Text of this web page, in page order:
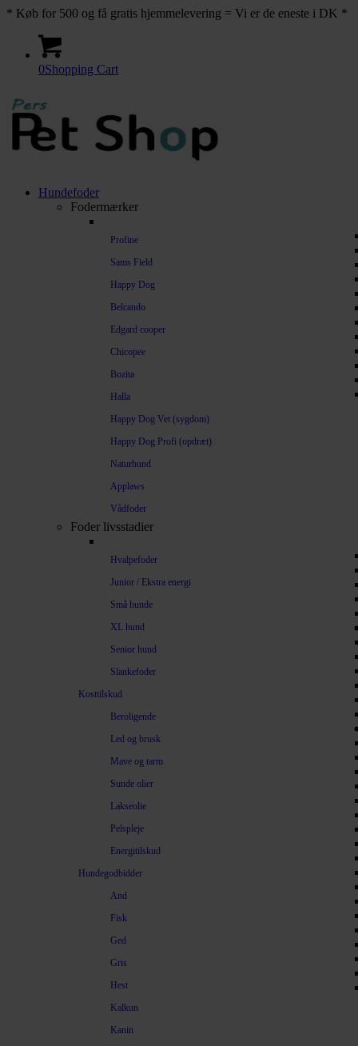
* Køb for 500 og få gratis hjemmelevering = Vi er de eneste i DK *
0Shopping Cart
Hundefoder
Fodermærker
Profine
Sams Field
Happy Dog
Belcando
Edgard cooper
Chicopee
Bozita
Halla
Happy Dog Vet (sygdom)
Happy Dog Profi (opdræt)
Naturhund
Applaws
Vådfoder
Foder livsstadier
Hvalpefoder
Junior / Ekstra energi
Små hunde
XL hund
Senior hund
Slankefoder
Kosttilskud
Beroligende
Led og brusk
Mave og tarm
Sunde olier
Lakseolie
Pelspleje
Energitilskud
Hundegodbidder
And
Fisk
Ged
Gris
Hest
Kalkun
Kanin